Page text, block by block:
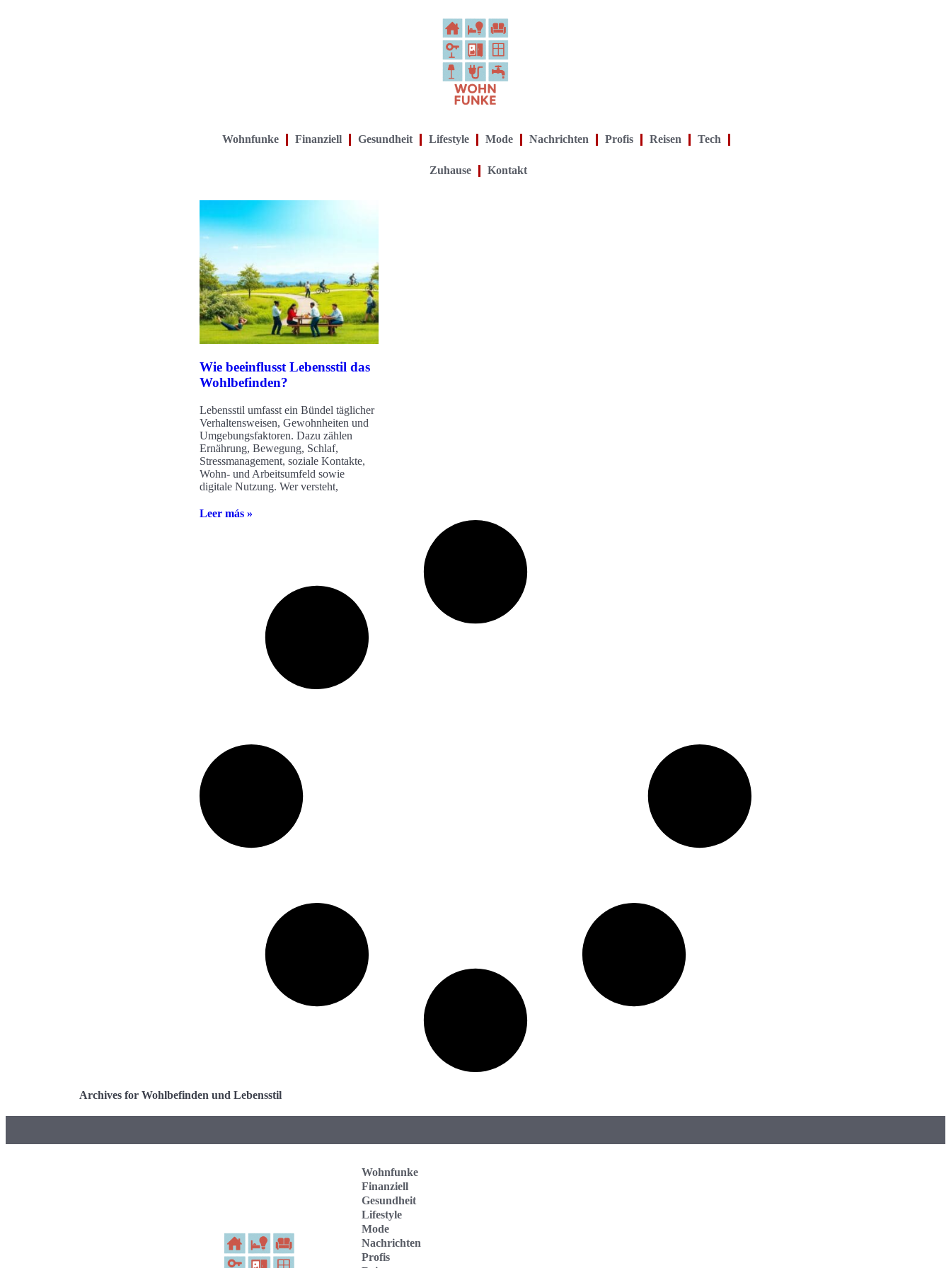
Wohnfunke Finanziell Gesundheit Lifestyle Mode Nachrichten Profis Reisen Tech
Zuhause Kontakt
Wie beeinflusst Lebensstil das
Wohlbefinden?
Lebensstil umfasst ein Bündel täglicher
Verhaltensweisen, Gewohnheiten und
Umgebungsfaktoren. Dazu zählen
Ernährung, Bewegung, Schlaf,
Stressmanagement, soziale Kontakte,
Wohn- und Arbeitsumfeld sowie
digitale Nutzung. Wer versteht,
Leer más »
Archives for Wohlbefinden und Lebensstil
Wohnfunke
Finanziell
Gesundheit
Lifestyle
Mode
Nachrichten
Profis